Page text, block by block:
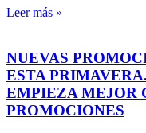
Leer más »
NUEVAS
ESTA
EMPIEZA MEJOR
PROMOCIONES